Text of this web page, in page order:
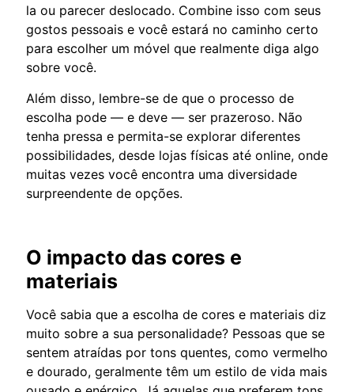
la ou parecer deslocado. Combine isso com seus
gostos pessoais e você estará no caminho certo
para escolher um móvel que realmente diga algo
sobre você.
Além disso, lembre-se de que o processo de
escolha pode — e deve — ser prazeroso. Não
tenha pressa e permita-se explorar diferentes
possibilidades, desde lojas físicas até online, onde
muitas vezes você encontra uma diversidade
surpreendente de opções.
O impacto das cores e
materiais
Você sabia que a escolha de cores e materiais diz
muito sobre a sua personalidade? Pessoas que se
sentem atraídas por tons quentes, como vermelho
e dourado, geralmente têm um estilo de vida mais